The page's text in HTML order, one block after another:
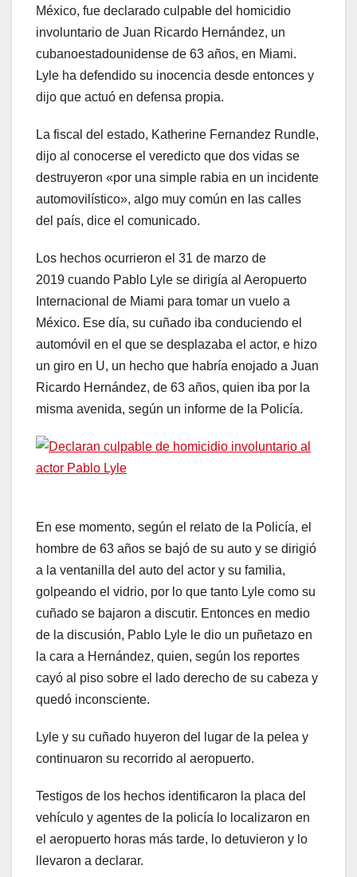
México, fue declarado culpable del homicidio
involuntario de Juan Ricardo Hernández, un
cubanoestadounidense de 63 años, en Miami.
Lyle ha defendido su inocencia desde entonces y
dijo que actuó en defensa propia.
La fiscal del estado, Katherine Fernandez Rundle,
dijo al conocerse el veredicto que dos vidas se
destruyeron «por una simple rabia en un incidente
automovilístico», algo muy común en las calles
del país, dice el comunicado.
Los hechos ocurrieron el 31 de marzo de
2019 cuando Pablo Lyle se dirigía al Aeropuerto
Internacional de Miami para tomar un vuelo a
México. Ese día, su cuñado iba conduciendo el
automóvil en el que se desplazaba el actor, e hizo
un giro en U, un hecho que habría enojado a Juan
Ricardo Hernández, de 63 años, quien iba por la
misma avenida, según un informe de la Policía.
En ese momento, según el relato de la Policía, el
hombre de 63 años se bajó de su auto y se dirigió
a la ventanilla del auto del actor y su familia,
golpeando el vidrio, por lo que tanto Lyle como su
cuñado se bajaron a discutir. Entonces en medio
de la discusión, Pablo Lyle le dio un puñetazo en
la cara a Hernández, quien, según los reportes
cayó al piso sobre el lado derecho de su cabeza y
quedó inconsciente.
Lyle y su cuñado huyeron del lugar de la pelea y
continuaron su recorrido al aeropuerto.
Testigos de los hechos identificaron la placa del
vehículo y agentes de la policía lo localizaron en
el aeropuerto horas más tarde, lo detuvieron y lo
llevaron a declarar.